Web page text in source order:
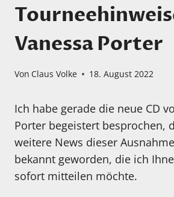
Vanessa Porter
Von Claus Volke 18. August 2022
Ich habe gerade die neue CD
Porter begeistert besprochen,
weitere News dieser
bekannt geworden, die ich
sofort mitteilen möchte.